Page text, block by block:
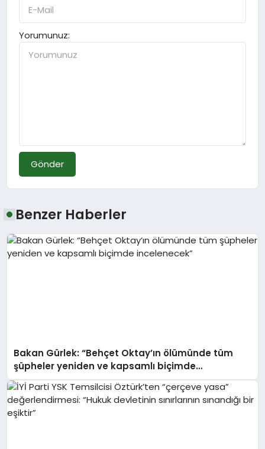
Yorumunuz:
Gönder
Benzer Haberler
Bakan Gürlek: “Behçet Oktay’ın ölümünde tüm
şüpheler yeniden ve kapsamlı biçimde
incelenecek”